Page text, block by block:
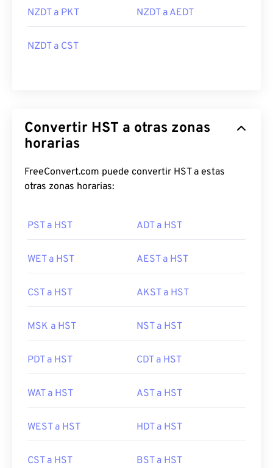
NZDT a PKT NZDT a AEDT
NZDT a CST
Convertir HST a otras zonas
horarias
FreeConvert.com puede convertir HST a estas
otras zonas horarias:
PST a HST ADT a HST
WET a HST AEST a HST
CST a HST AKST a HST
MSK a HST NST a HST
PDT a HST CDT a HST
WAT a HST AST a HST
WEST a HST HDT a HST
CST a HST BST a HST